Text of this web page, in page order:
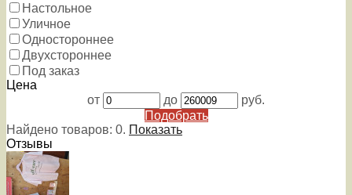
Настольное
Уличное
Одностороннее
Двухстороннее
Под заказ
Цена
от
до
руб.
Подобрать
Найдено товаров: 0. Показать
Отзывы